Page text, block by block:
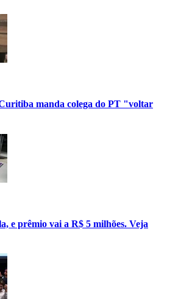
manda colega do PT "voltar
e prêmio vai a R$ 5 milhões. Veja